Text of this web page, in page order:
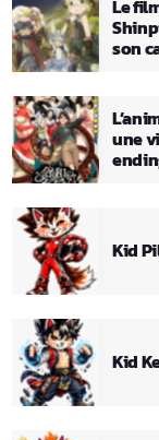
Le
son
une
Kid
Kid